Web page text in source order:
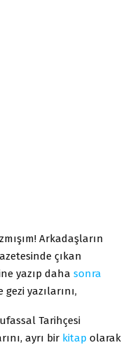
Arkadaşların
çıkan
yazıp daha sonra
yazılarını,
Tarihçesi
ayrı bir kitap olarak